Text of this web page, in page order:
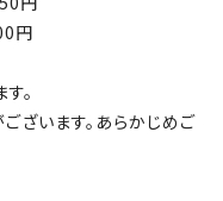
円
。
ざいます。あらかじめご